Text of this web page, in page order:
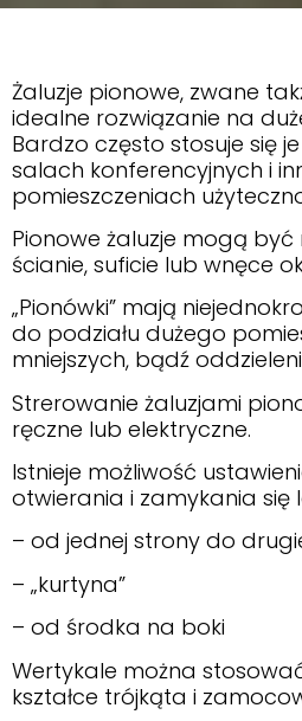
Żaluzje pionowe, zwane
idealne rozwiązanie na
Bardzo często stosuje się
salach konferencyjnych i
pomieszczeniach
Pionowe żaluzje mogą
ścianie, suficie lub wnęce
„Pionówki” mają
do podziału dużego
mniejszych, bądź
Strerowanie żaluzjami
ręczne lub elektryczne.
Istnieje możliwość
otwierania i zamykania się
– od jednej strony do
– „kurtyna”
– od środka na boki
Wertykale można
kształce trójkąta i